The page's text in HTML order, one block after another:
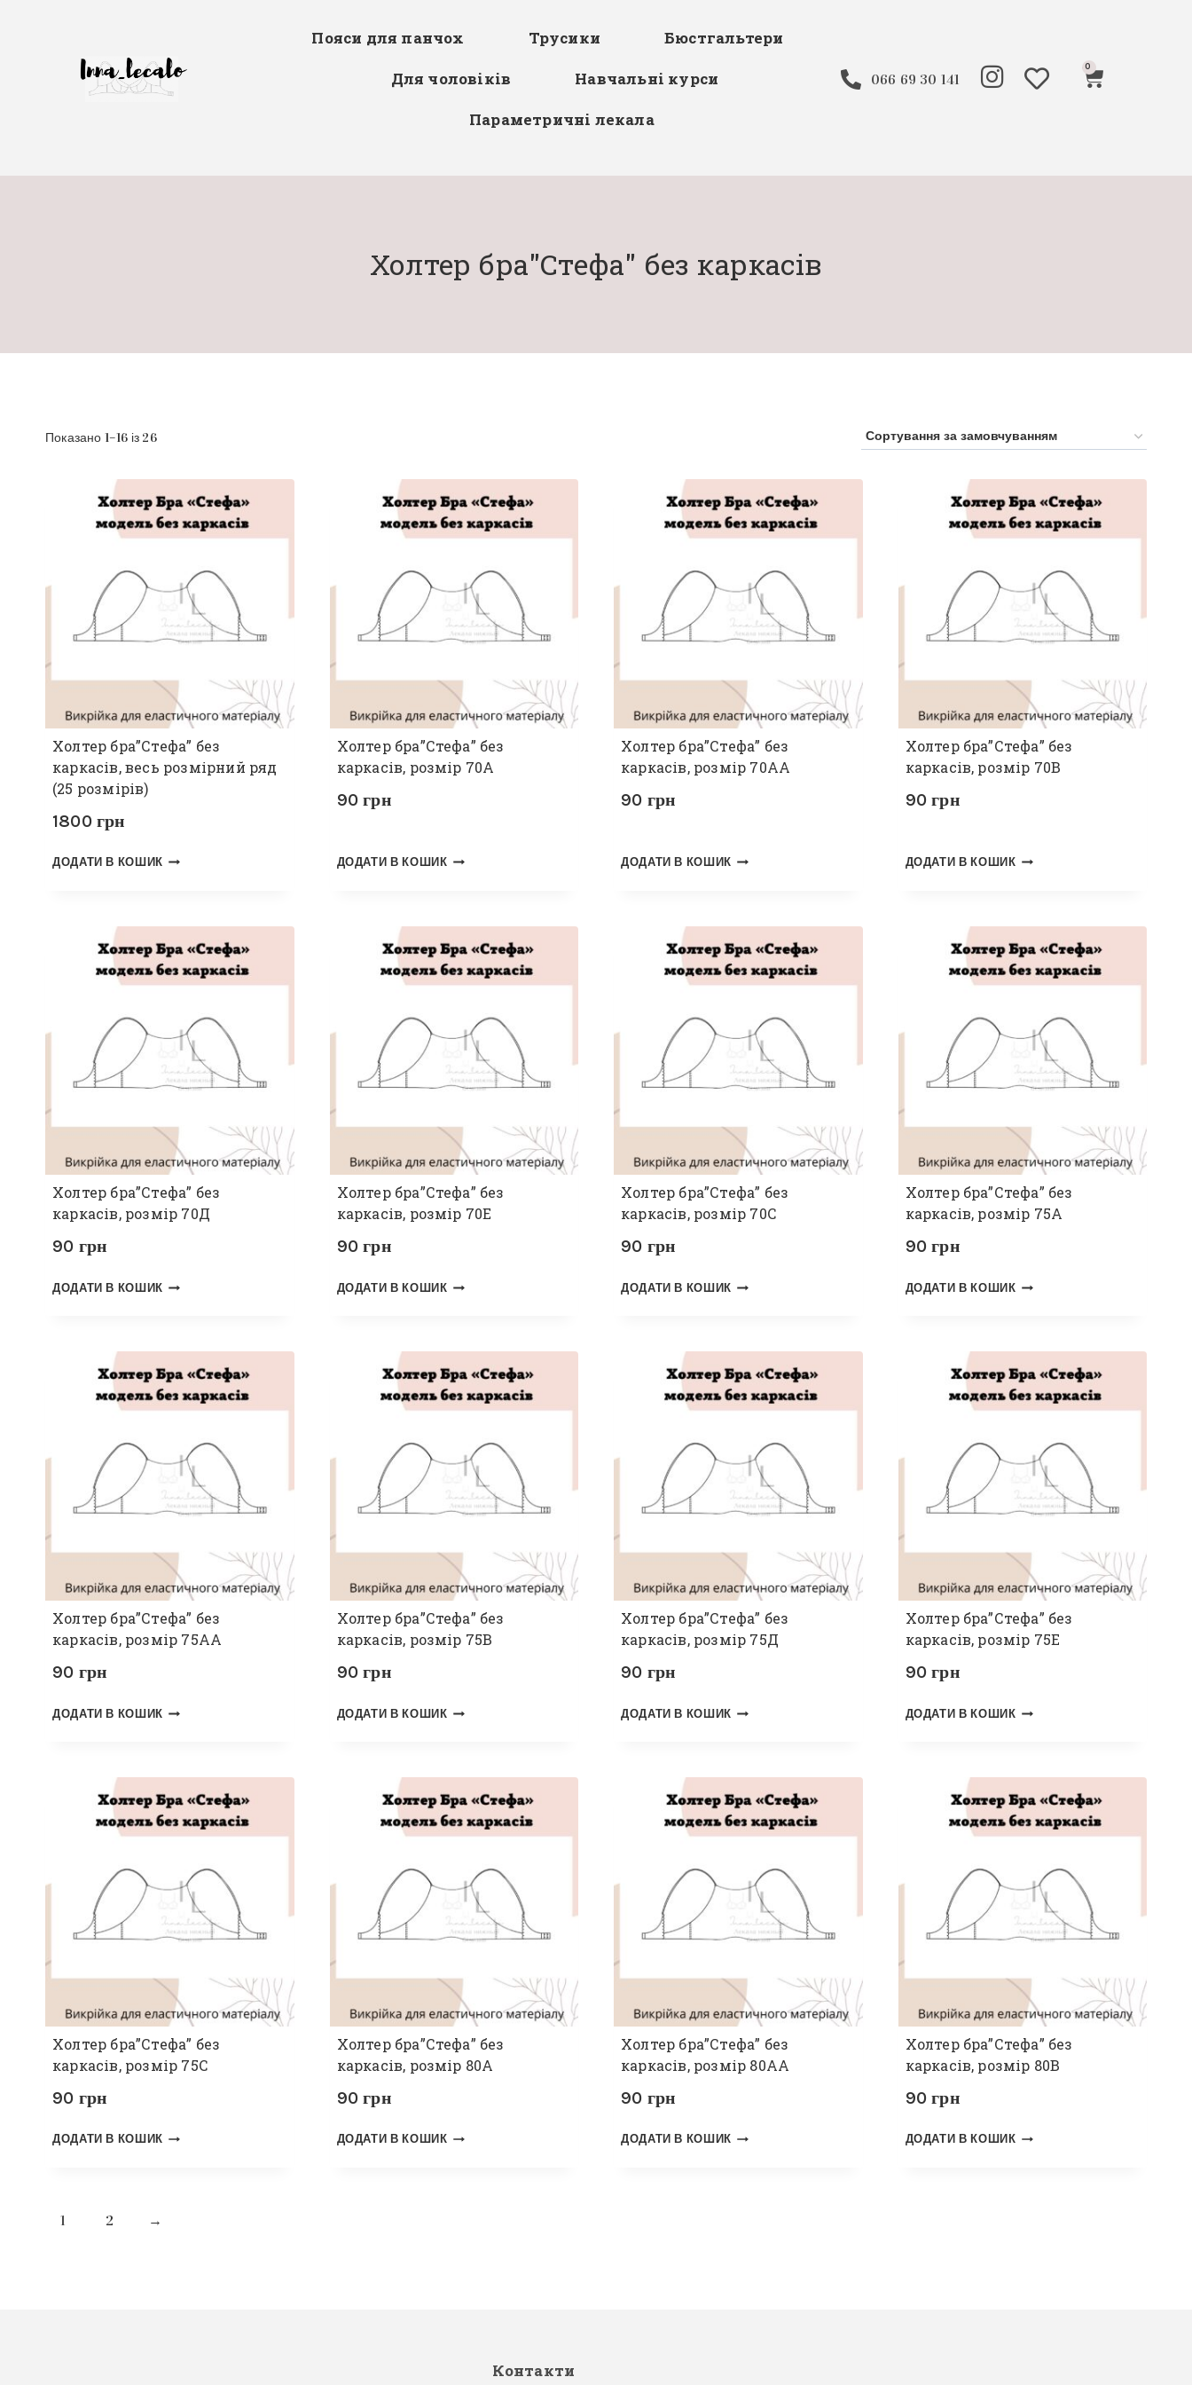
Пояси для панчох Трусики
Бюстгальтери
Для чоловіків
Навчальні курси
Параметричні лекала
066 69 30 141
0
Холтер бра"Стефа" без каркасів
Показано 1–16 із 26
Холтер бра”Стефа” без
каркасів, весь розмірний ряд
(25 розмірів)
1800 грн
ДОДАТИ В КОШИК
Холтер бра”Стефа” без
каркасів, розмір 70А
90грн
ДОДАТИ В КОШИК
Холтер бра”Стефа” без
каркасів, розмір 70АА
90 грн
ДОДАТИ В КОШИК
Холтер бра”Стефа” без
каркасів, розмір 70В
90грн
ДОДАТИ В КОШИК
Холтер бра”Стефа” без
каркасів, розмір 70Д
90 грн
ДОДАТИ В КОШИК
Холтер бра”Стефа” без
каркасів, розмір 70Е
90грн
ДОДАТИ В КОШИК
Холтер бра”Стефа” без
каркасів, розмір 70С
90 грн
ДОДАТИ В КОШИК
Холтер бра”Стефа” без
каркасів, розмір 75А
90грн
ДОДАТИ В КОШИК
Холтер бра”Стефа” без
каркасів, розмір 75АА
90 грн
ДОДАТИ В КОШИК
Холтер бра”Стефа” без
каркасів, розмір 75В
90грн
ДОДАТИ В КОШИК
Холтер бра”Стефа” без
каркасів, розмір 75Д
90 грн
ДОДАТИ В КОШИК
Холтер бра”Стефа” без
каркасів, розмір 75Е
90грн
ДОДАТИ В КОШИК
Холтер бра”Стефа” без
каркасів, розмір 75С
90 грн
ДОДАТИ В КОШИК
Холтер бра”Стефа” без
каркасів, розмір 80А
90грн
ДОДАТИ В КОШИК
Холтер бра”Стефа” без
каркасів, розмір 80АА
90 грн
ДОДАТИ В КОШИК
Холтер бра”Стефа” без
каркасів, розмір 80В
90грн
ДОДАТИ В КОШИК
1 2 →
Контакти